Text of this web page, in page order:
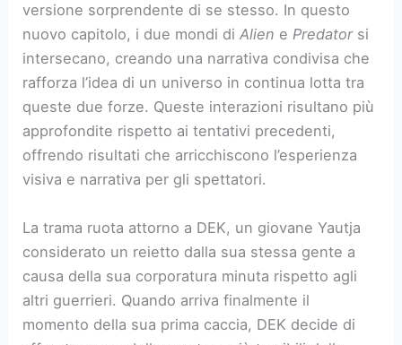
versione sorprendente di se stesso. In questo
nuovo capitolo, i due mondi diAlien ePredatorsi
intersecano, creando una narrativa condivisa che
rafforza l’idea di un universo in continua lotta tra
queste due forze. Queste interazioni risultano più
approfondite rispetto ai tentativi precedenti,
offrendo risultati che arricchiscono l’esperienza
visiva e narrativa per gli spettatori.
La trama ruota attorno a DEK, un giovane Yautja
considerato un reietto dalla sua stessa gente a
causa della sua corporatura minuta rispetto agli
altri guerrieri. Quando arriva finalmente il
momento della sua prima caccia, DEK decide di